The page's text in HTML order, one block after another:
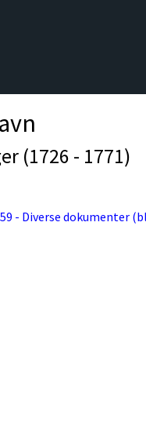
(1726 - 1771)
- Diverse dokumenter